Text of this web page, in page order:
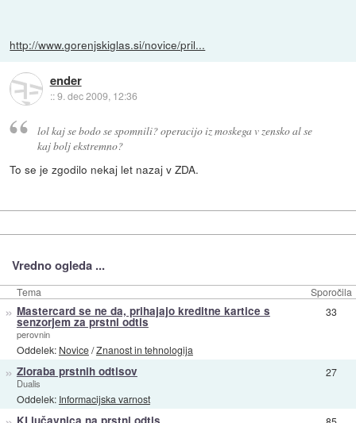
http://www.gorenjskiglas.si/novice/pril...
ender
::9. dec 2009, 12:36
lol kaj se bodo se spomnili? operacijo iz moskega v zensko al se
kaj bolj ekstremno?
To se je zgodilo nekaj let nazaj v ZDA.
Vredno ogleda ...
Tema Sporočila
» Mastercard se ne da, prihajajo kreditne kartice s
senzorjem za prstni odtis
perovnin
Oddelek: Novice/Znanost in tehnologija
33
» Zloraba prstnih odtisov
Dualis
Oddelek: Informacijska varnost
27